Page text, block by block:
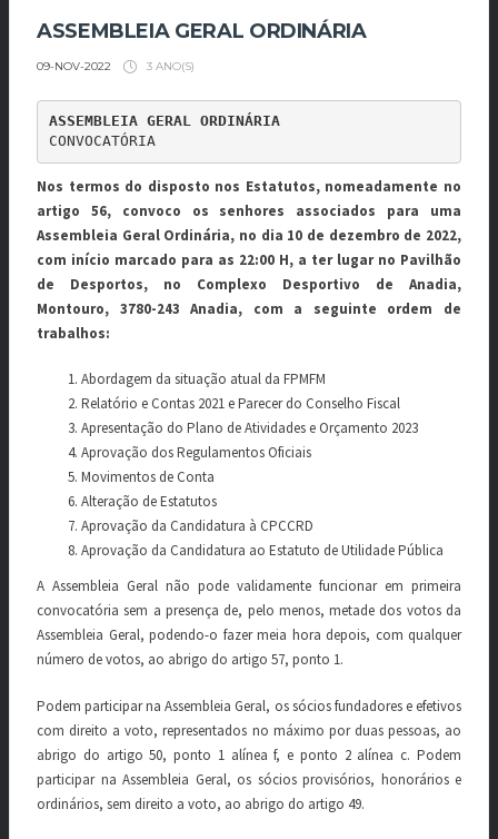
ASSEMBLEIA GERAL ORDINÁRIA
09-NOV-2022 3 ANO(S)
ASSEMBLEIA GERAL ORDINÁRIA
CONVOCATÓRIA
Nos termos do disposto nos Estatutos, nomeadamente no
artigo 56, convoco os senhores associados para uma
Assembleia Geral Ordinária, no dia 10 de dezembro de 2022,
com início marcado para as 22:00 H, a ter lugar no Pavilhão
de Desportos, no Complexo Desportivo de Anadia,
Montouro, 3780-243 Anadia, com a seguinte ordem de
trabalhos:
Abordagem da situação atual da FPMFM
Relatório e Contas 2021 e Parecer do Conselho Fiscal
Apresentação do Plano de Atividades e Orçamento 2023
Aprovação dos Regulamentos Oficiais
Movimentos de Conta
Alteração de Estatutos
Aprovação da Candidatura à CPCCRD
Aprovação da Candidatura ao Estatuto de Utilidade Pública
A Assembleia Geral não pode validamente funcionar em primeira
convocatória sem a presença de, pelo menos, metade dos votos da
Assembleia Geral, podendo-o fazer meia hora depois, com qualquer
número de votos, ao abrigo do artigo 57, ponto 1.
Podem participar na Assembleia Geral, os sócios fundadores e efetivos
com direito a voto, representados no máximo por duas pessoas, ao
abrigo do artigo 50, ponto 1 alínea f, e ponto 2 alínea c. Podem
participar na Assembleia Geral, os sócios provisórios, honorários e
ordinários, sem direito a voto, ao abrigo do artigo 49.